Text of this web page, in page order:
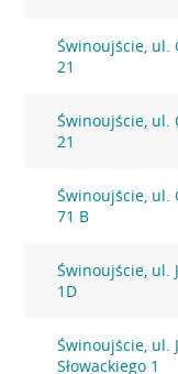
Świnoujście, ul.
21
Świnoujście, ul.
21
Świnoujście, ul.
71 B
Świnoujście, ul.
1D
Świnoujście, ul.
Słowackiego 1